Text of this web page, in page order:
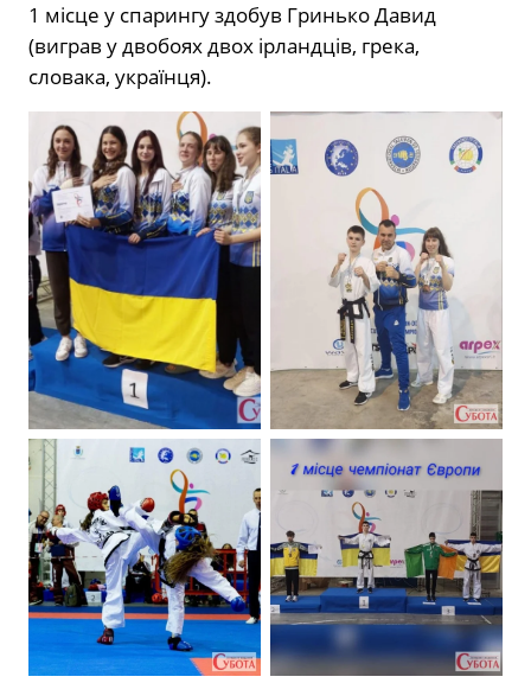
1 місце у спарингу здобув Гринько Давид
(виграв у двобоях двох ірландців, грека,
словака, українця).